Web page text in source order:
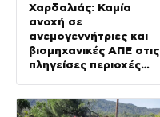
Χαρδαλιάς: Καμία
ανοχή σε
ανεμογεννήτριες και
βιομηχανικές ΑΠΕ στις
πληγείσες περιοχές